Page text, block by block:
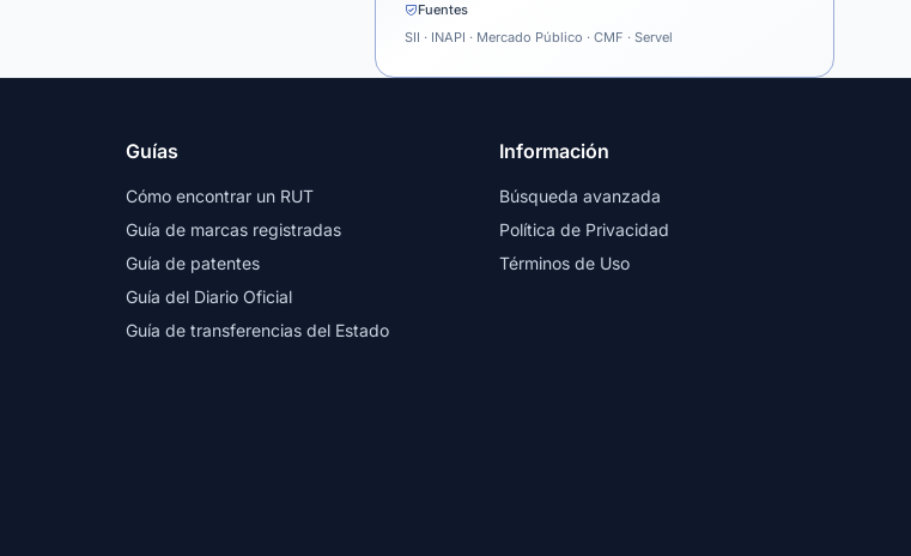
Fuentes
SII · INAPI · Mercado Público · CMF · Servel
Guías
Cómo encontrar un RUT
Guía de marcas registradas
Guía de patentes
Guía del Diario Oficial
Guía de transferencias del Estado
Información
Búsqueda avanzada
Política de Privacidad
Términos de Uso